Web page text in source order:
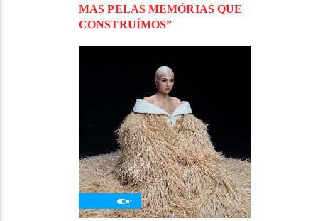
MAS PELAS MEMÓRIAS QUE
CONSTRUÍMOS”